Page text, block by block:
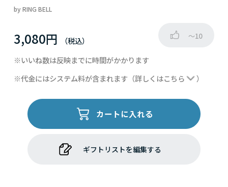
byRING BELL
3,080円 ～10
※いいね数は反映までに時間がかかります
※代金にはシステム料が含まれます（詳しくはこちら ）
カートに入れる
ギフトリストを編集する